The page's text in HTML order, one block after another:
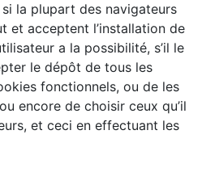
la plupart des navigateurs
et acceptent l’installation de
a la possibilité, s’il le
le dépôt de tous les
fonctionnels, ou de les
encore de choisir ceux qu’il
et ceci en effectuant les